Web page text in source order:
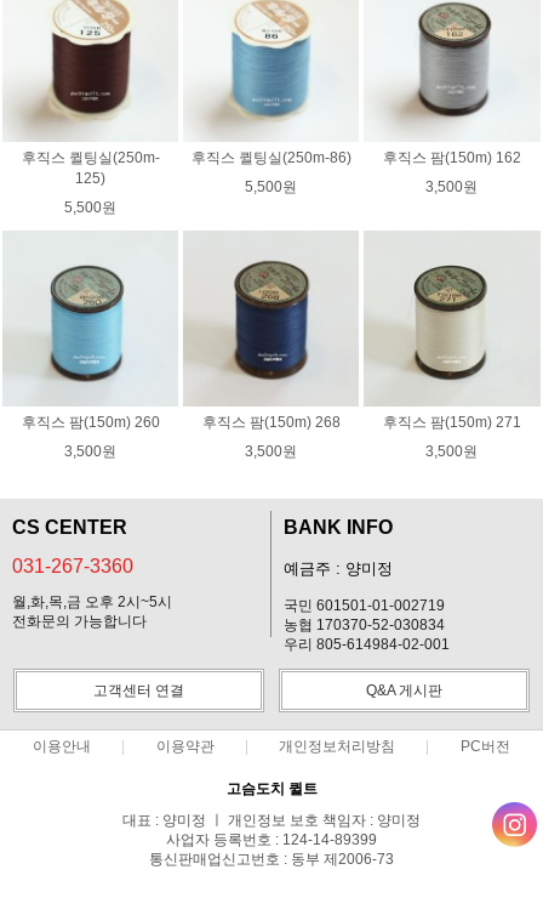
후직스 퀼팅실(250m-
125)
5,500원
후직스 퀼팅실(250m-86)
5,500원
후직스 팜(150m) 162
3,500원
후직스 팜(150m) 260
3,500원
후직스 팜(150m) 268
3,500원
후직스 팜(150m) 271
3,500원
CS CENTER
031-267-3360
월,화,목,금 오후 2시~5시
전화문의 가능합니다
BANK INFO
예금주 : 양미정
국민 601501-01-002719
농협 170370-52-030834
우리 805-614984-02-001
고객센터 연결 Q&A 게시판
이용안내 이용약관 개인정보처리방침 PC버전
고슴도치 퀼트
대표 : 양미정 ㅣ 개인정보 보호 책임자 : 양미정
사업자 등록번호 : 124-14-89399
통신판매업신고번호 : 동부 제2006-73